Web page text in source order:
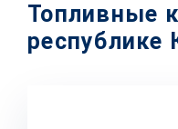
Топливные
республике